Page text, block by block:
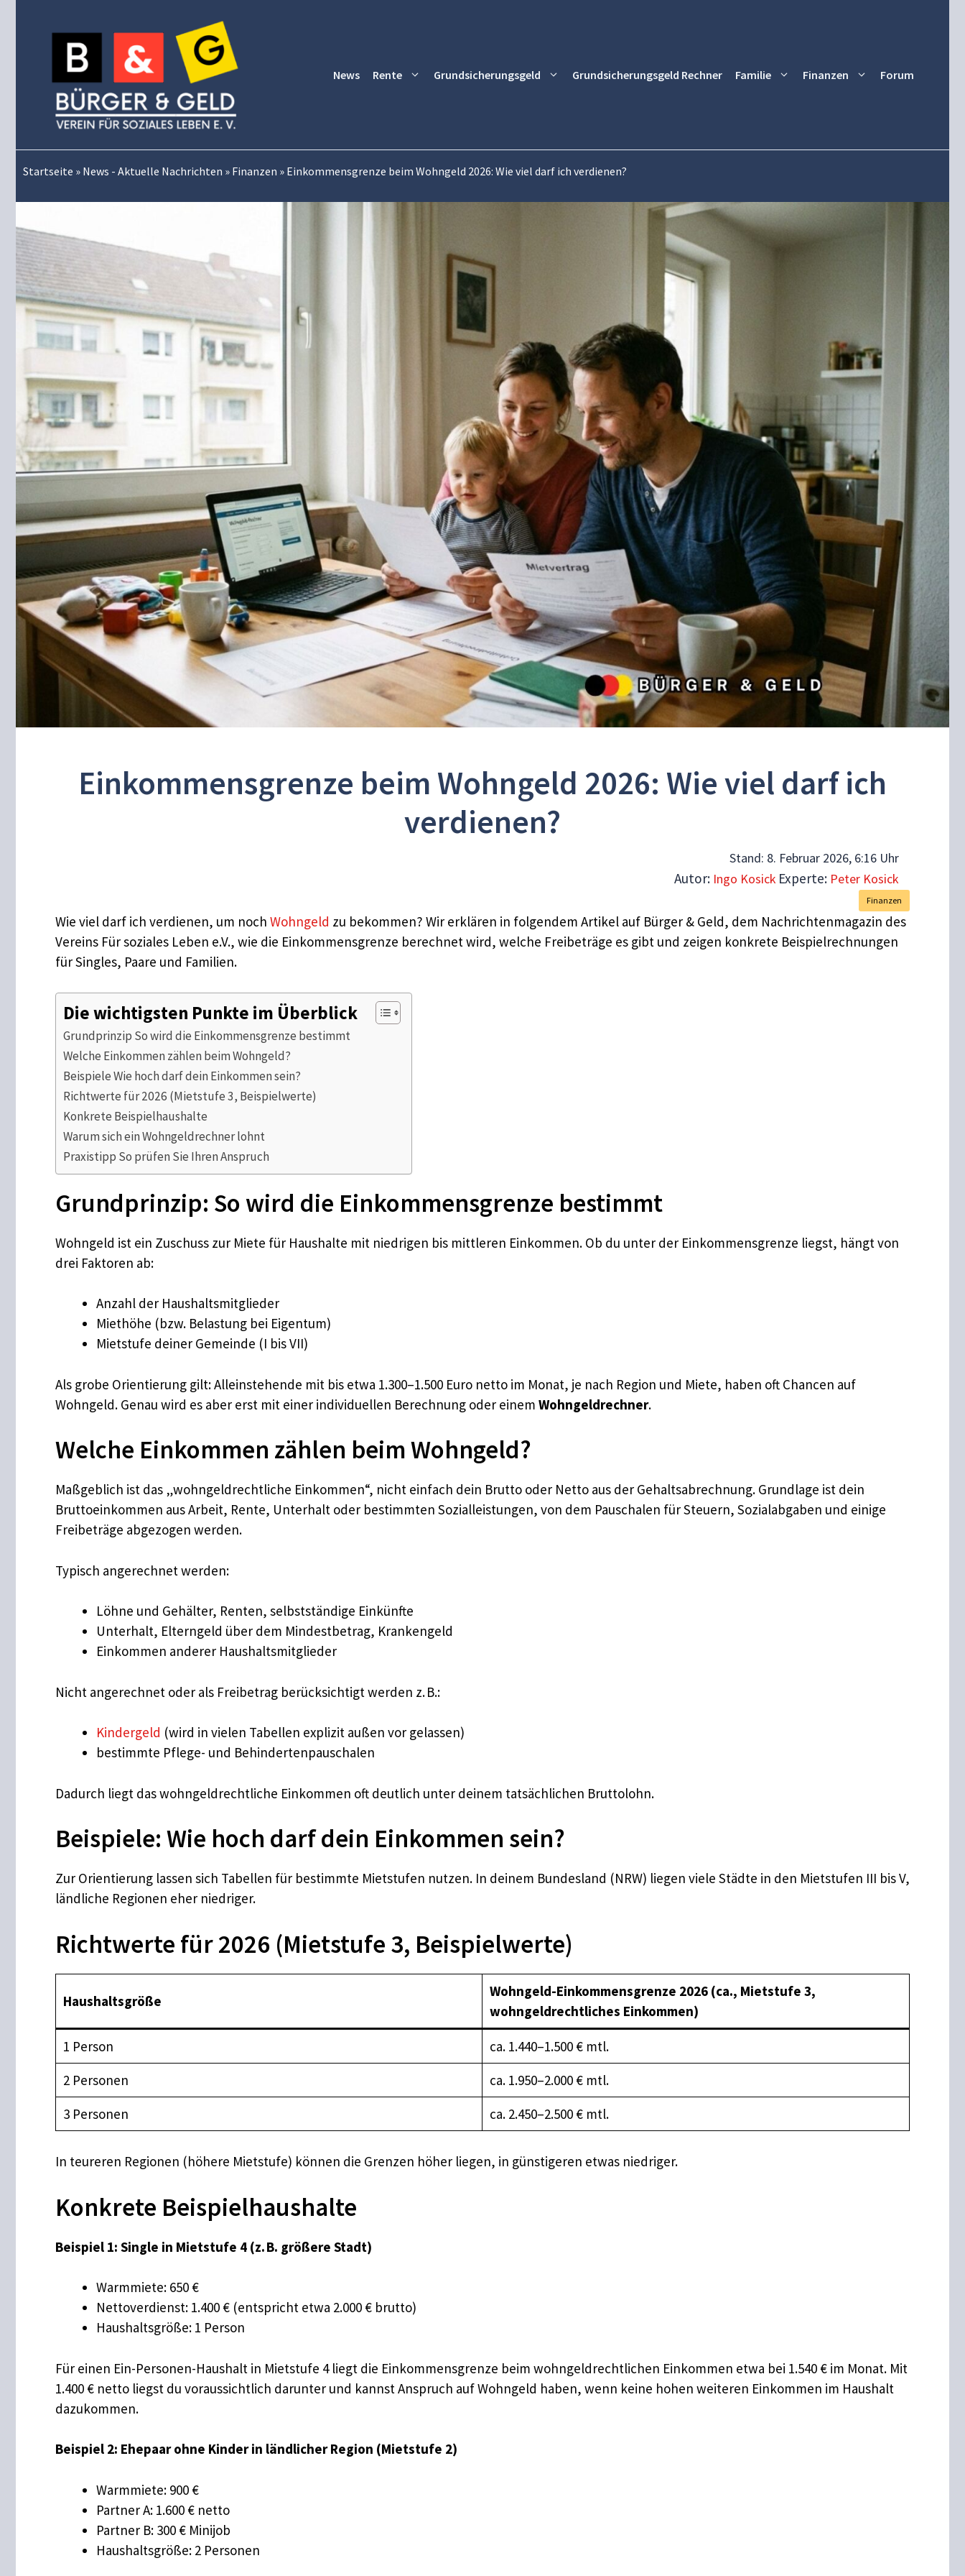
News Rente Grundsicherungsgeld Grundsicherungsgeld Rechner Familie Finanzen Forum
Startseite » News - Aktuelle Nachrichten » Finanzen » Einkommensgrenze beim Wohngeld 2026: Wie viel darf ich verdienen?
Einkommensgrenze beim Wohngeld 2026: Wie viel darf ich
verdienen?
Stand: 8. Februar 2026, 6:16 Uhr
Autor: Ingo Kosick Experte: Peter Kosick
Finanzen
Wie viel darf ich verdienen, um noch Wohngeld zu bekommen? Wir erklären in folgendem Artikel auf Bürger & Geld, dem Nachrichtenmagazin des
Vereins Für soziales Leben e.V., wie die Einkommensgrenze berechnet wird, welche Freibeträge es gibt und zeigen konkrete Beispielrechnungen
für Singles, Paare und Familien.
Die wichtigsten Punkte im Überblick
Grundprinzip So wird die Einkommensgrenze bestimmt
Welche Einkommen zählen beim Wohngeld?
Beispiele Wie hoch darf dein Einkommen sein?
Richtwerte für 2026 (Mietstufe 3, Beispielwerte)
Konkrete Beispielhaushalte
Warum sich ein Wohngeldrechner lohnt
Praxistipp So prüfen Sie Ihren Anspruch
Grundprinzip: So wird die Einkommensgrenze bestimmt
Wohngeld ist ein Zuschuss zur Miete für Haushalte mit niedrigen bis mittleren Einkommen. Ob du unter der Einkommensgrenze liegst, hängt von
drei Faktoren ab:
Anzahl der Haushaltsmitglieder
Miethöhe (bzw. Belastung bei Eigentum)
Mietstufe deiner Gemeinde (I bis VII)
Als grobe Orientierung gilt: Alleinstehende mit bis etwa 1.300–1.500 Euro netto im Monat, je nach Region und Miete, haben oft Chancen auf
Wohngeld. Genau wird es aber erst mit einer individuellen Berechnung oder einem Wohngeldrechner.
Welche Einkommen zählen beim Wohngeld?
Maßgeblich ist das „wohngeldrechtliche Einkommen“, nicht einfach dein Brutto oder Netto aus der Gehaltsabrechnung. Grundlage ist dein
Bruttoeinkommen aus Arbeit, Rente, Unterhalt oder bestimmten Sozialleistungen, von dem Pauschalen für Steuern, Sozialabgaben und einige
Freibeträge abgezogen werden.
Typisch angerechnet werden:
Löhne und Gehälter, Renten, selbstständige Einkünfte
Unterhalt, Elterngeld über dem Mindestbetrag, Krankengeld
Einkommen anderer Haushaltsmitglieder
Nicht angerechnet oder als Freibetrag berücksichtigt werden z. B.:
Kindergeld (wird in vielen Tabellen explizit außen vor gelassen)
bestimmte Pflege- und Behindertenpauschalen
Dadurch liegt das wohngeldrechtliche Einkommen oft deutlich unter deinem tatsächlichen Bruttolohn.
Beispiele: Wie hoch darf dein Einkommen sein?
Zur Orientierung lassen sich Tabellen für bestimmte Mietstufen nutzen. In deinem Bundesland (NRW) liegen viele Städte in den Mietstufen III bis V,
ländliche Regionen eher niedriger.
Richtwerte für 2026 (Mietstufe 3, Beispielwerte)
Haushaltsgröße
Wohngeld-Einkommensgrenze 2026 (ca., Mietstufe 3,
wohngeldrechtliches Einkommen)
1 Person
ca. 1.440–1.500 € mtl.
2 Personen
ca. 1.950–2.000 € mtl.
3 Personen
ca. 2.450–2.500 € mtl.
In teureren Regionen (höhere Mietstufe) können die Grenzen höher liegen, in günstigeren etwas niedriger.
Konkrete Beispielhaushalte
Beispiel 1: Single in Mietstufe 4 (z. B. größere Stadt)
Warmmiete: 650 €
Nettoverdienst: 1.400 € (entspricht etwa 2.000 € brutto)
Haushaltsgröße: 1 Person
Für einen Ein-Personen-Haushalt in Mietstufe 4 liegt die Einkommensgrenze beim wohngeldrechtlichen Einkommen etwa bei 1.540 € im Monat. Mit
1.400 € netto liegst du voraussichtlich darunter und kannst Anspruch auf Wohngeld haben, wenn keine hohen weiteren Einkommen im Haushalt
dazukommen.
Beispiel 2: Ehepaar ohne Kinder in ländlicher Region (Mietstufe 2)
Warmmiete: 900 €
Partner A: 1.600 € netto
Partner B: 300 € Minijob
Haushaltsgröße: 2 Personen